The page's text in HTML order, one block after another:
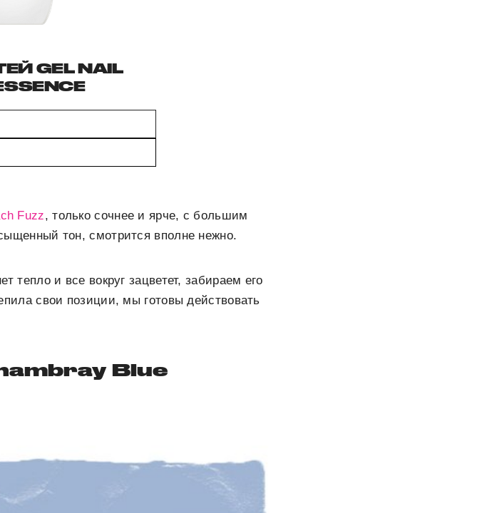
GEL NAIL
Fuzz, только сочнее и ярче, с большим
тон, смотрится вполне нежно.
тепло и все вокруг зацветет, забираем его
свои позиции, мы готовы действовать
Blue